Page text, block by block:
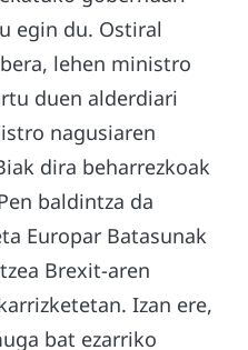
egin du. Ostiral
lehen ministro
duen alderdiari
nagusiaren
dira beharrezkoak
baldintza da
Europar Batasunak
Brexit-aren
Izan ere,
bat ezarriko